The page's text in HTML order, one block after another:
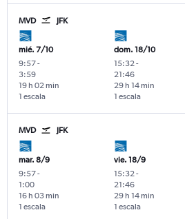
MVD JFK
mié. 7/10
9:57-
3:59
1 escala
19 h 02 min
dom. 18/10
15:32-
21:46
1 escala
29 h 14 min
MVD JFK
mar. 8/9
9:57-
1:00
1 escala
16 h 03 min
vie. 18/9
15:32 -
21:46
1 escala
29 h 14 min